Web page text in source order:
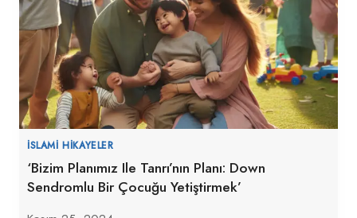
İSLAMI HIKAYELER
‘Bizim Planımız Ile Tanrı’nın Planı: Down
Sendromlu Bir Çocuğu Yetiştirmek’